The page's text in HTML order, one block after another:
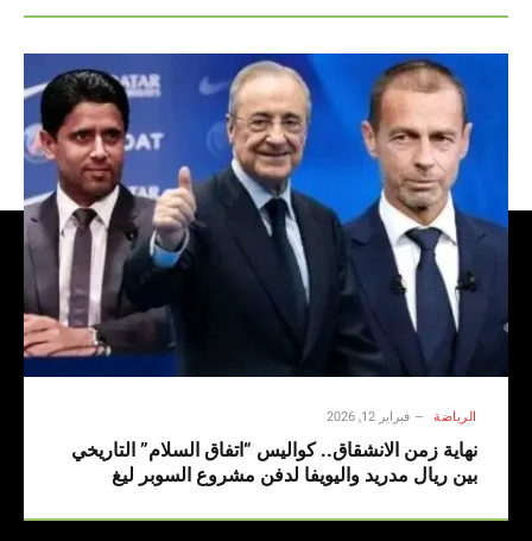
الرياضة فبراير 12, 2026
نهاية زمن الانشقاق.. كواليس “اتفاق السلام” التاريخي
بين ريال مدريد واليويفا لدفن مشروع السوبر ليغ